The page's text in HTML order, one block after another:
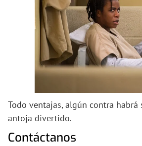
Todo ventajas, algún contra habrá
antoja divertido.
Contáctanos